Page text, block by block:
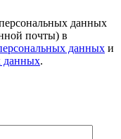
данных
почты) в
данных и
данных.